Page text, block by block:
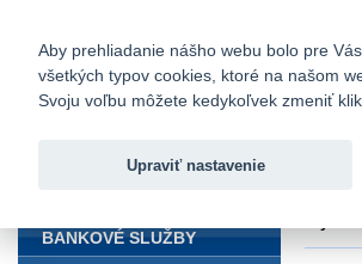
Fio banka
BANKOVÉ SLUŽBY
Aby prehliadanie nášho webu bolo pre
všetkých typov cookies, ktoré na našom
Svoju voľbu môžete kedykoľvek zmeniť
Upraviť nastavenie